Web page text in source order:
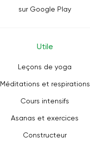
sur Google Play
Utile
Leçons de yoga
Méditations et respirations
Cours intensifs
Asanas et exercices
Constructeur